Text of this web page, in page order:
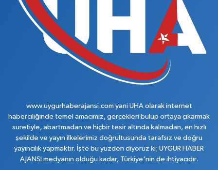
www.uygurhaberajansi.com yani UHA olarak internet
haberciliğinde temel amacımız, gerçekleri bulup ortaya çıkarmak
suretiyle, abartmadan ve hiçbir tesir altında kalmadan, en hızlı
şekilde ve yayın ilkelerimiz doğrultusunda tarafsız ve doğru
yayıncılık yapmaktır. İşte bu yüzden diyoruz ki; UYGUR HABER
AJANSI medyanın olduğu kadar, Türkiye'nin de ihtiyacıdır.